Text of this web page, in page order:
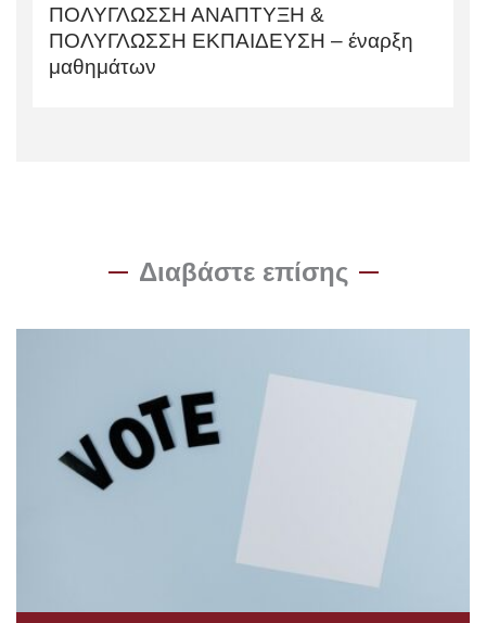
ΠΟΛΥΓΛΩΣΣΗ ΑΝΑΠΤΥΞΗ &
ΠΟΛΥΓΛΩΣΣΗ ΕΚΠΑΙΔΕΥΣΗ – έναρξη
μαθημάτων
Διαβάστε επίσης